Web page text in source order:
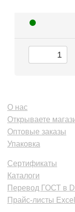
О нас
Открываете
Оптовые заказы
Упаковка
Сертификаты
Каталоги
Перевод ГОСТ в
Прайс-листы Excel